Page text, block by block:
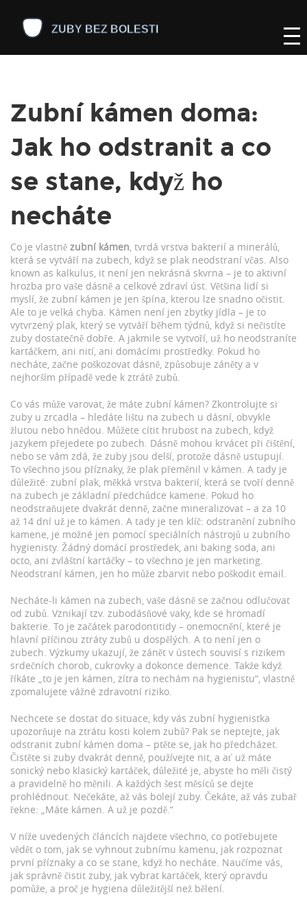
Zubní kámen doma:
Jak ho odstranit a co
se stane, když ho
necháte
Co je vlastně zubní kámen, tvrdá vrstva bakterií a minerálů,
která se vytváří na zubech, když se plak neodstraní včas. Also
known as kalkulus, it není jen nekrásná skvrna – je to aktivní
hrozba pro vaše dásně a celkové zdraví úst. Většina lidí si
myslí, že zubní kámen je jen špína, kterou lze snadno očistit.
Ale to je velká chyba. Kámen není jen zbytky jídla – je to
vytvrzený plak, který se vytváří během týdnů, když si nečistíte
zuby dostatečně dobře. A jakmile se vytvoří, už ho neodstraníte
kartáčkem, ani nití, ani domácími prostředky. Pokud ho
necháte, začne poškozovat dásně, způsobuje záněty a v
nejhorším případě vede k ztrátě zubů.
Co vás může varovat, že máte zubní kámen? Zkontrolujte si
zuby u zrcadla – hledáte lištu na zubech u dásní, obvykle
žlutou nebo hnědou. Můžete cítit hrubost na zubech, když
jazykem přejedete po zubech. Dásně mohou krvácet při čištění,
nebo se vám zdá, že zuby jsou delší, protože dásně ustupují.
To všechno jsou příznaky, že plak přeměnil v kámen. A tady je
důležité: zubní plak, měkká vrstva bakterií, která se tvoří denně
na zubech je základní předchůdce kamene. Pokud ho
neodstraňujete dvakrát denně, začne mineralizovat – a za 10
až 14 dní už je to kámen. A tady je ten klíč: odstranění zubního
kamene, je možné jen pomocí speciálních nástrojů u zubního
hygienisty. Žádný domácí prostředek, ani baking soda, ani
octo, ani zvláštní kartáčky – to všechno je jen marketing.
Neodstraní kámen, jen ho může zbarvit nebo poškodit email.
Necháte-li kámen na zubech, vaše dásně se začnou odlučovat
od zubů. Vznikají tzv. zubodásňové vaky, kde se hromadí
bakterie. To je začátek parodontitidy – onemocnění, které je
hlavní příčinou ztráty zubů u dospělých. A to není jen o
zubech. Výzkumy ukazují, že zánět v ústech souvisí s rizikem
srdečních chorob, cukrovky a dokonce demence. Takže když
říkáte „to je jen kámen, zítra to nechám na hygienistu“, vlastně
zpomalujete vážné zdravotní riziko.
Nechcete se dostat do situace, kdy vás zubní hygienistka
upozorňuje na ztrátu kosti kolem zubů? Pak se neptejte, jak
odstranit zubní kámen doma – ptěte se, jak ho předcházet.
Čistěte si zuby dvakrát denně, používejte nit, a ať už máte
sonický nebo klasický kartáček, důležité je, abyste ho měli čistý
a pravidelně ho měnili. A každých šest měsíců se dejte
prohlédnout. Nečekáte, až vás bolejí zuby. Čekáte, až vás zubař
řekne: „Máte kámen. A už je pozdě.“
V níže uvedených článcích najdete všechno, co potřebujete
vědět o tom, jak se vyhnout zubnímu kamenu, jak rozpoznat
první příznaky a co se stane, když ho necháte. Naučíme vás,
jak správně čistit zuby, jak vybrat kartáček, který opravdu
pomůže, a proč je hygiena důležitější než bělení.